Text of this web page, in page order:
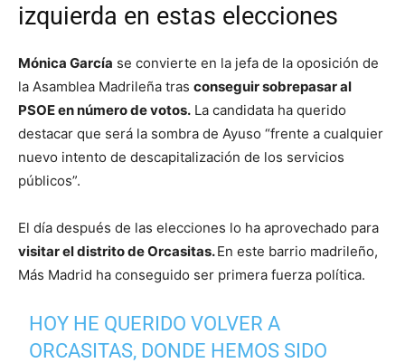
izquierda en estas elecciones
Mónica García se convierte en la jefa de la oposición de
la Asamblea Madrileña tras conseguir sobrepasar al
PSOE en número de votos. La candidata ha querido
destacar que será la sombra de Ayuso “frente a cualquier
nuevo intento de descapitalización de los servicios
públicos”.
El día después de las elecciones lo ha aprovechado para
visitar el distrito de Orcasitas.En este barrio madrileño,
Más Madrid ha conseguido ser primera fuerza política.
HOY HE QUERIDO VOLVER A
ORCASITAS, DONDE HEMOS SIDO